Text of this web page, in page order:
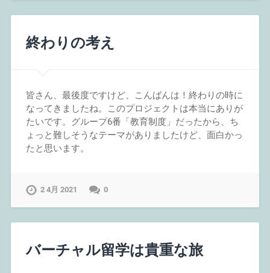
終わりの考え
皆さん、最後度ですけど、こんばんは！終わりの時に
なってきましたね。このプロジェクトは本当にありが
たいです。グループ6番「教育制度」だったから、ち
ょっと難しそうなテーマがありましたけど、面白かっ
たと思います。
2 4月 2021 0
バーチャル留学は貴重な旅